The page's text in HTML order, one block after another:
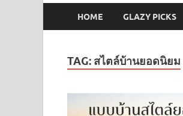
HOME GLAZY PICKS
TAG: สไตล์บ้านยอดนิยม